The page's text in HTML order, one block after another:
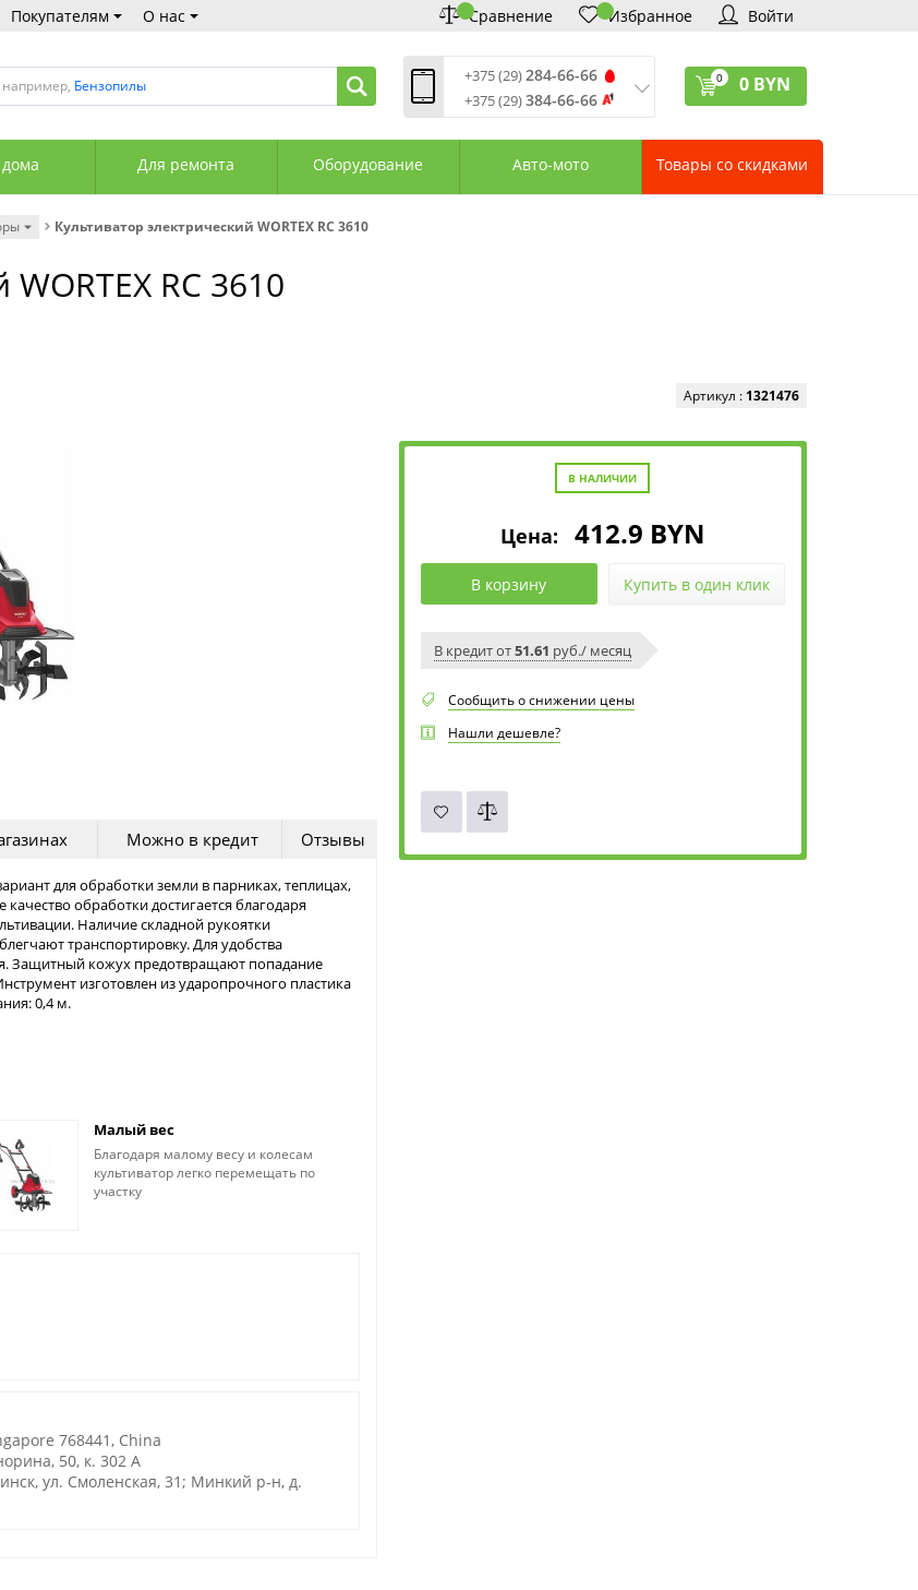
Покупателям О нас Сравнение Избранное Войти
Бензопилы +375 (29)284-66-66
+375 (29)384-66-66
Сб: 10:00—18:00
0 0 BYN
Для ремонта Оборудование Авто-мото Товары со скидками
Культиватор электрический WORTEX RC 3610
RC 3610
Артикул : 1321476
В НАЛИЧИИ
Цена: 412.9 BYN
В корзину Купить в один клик
В кредит от51.61 руб./ месяц
Сообщить о снижении цены
Нашли дешевле?
Можно в кредит Отзывы
для обработки земли в парниках, теплицах,
обработки достигается благодаря
Наличие складной рукоятки
транспортировку. Для удобства
Защитный кожух предотвращают попадание
изготовлен из ударопрочного пластика
0,4 м.
Малый вес
Благодаря малому весу и колесам
культиватор легко перемещать по
участку
768441, China
50, к. 302 А
ул. Смоленская, 31; Минкий р-н, д.